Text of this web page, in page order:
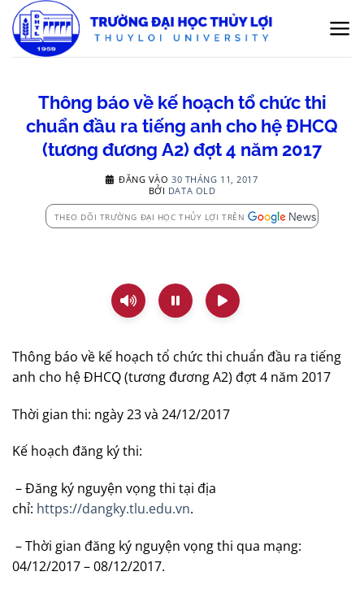
qua
nội
Thông báo về kế hoạch tổ chức thi
chuẩn đầu ra tiếng anh cho hệ ĐHCQ
(tương đương A2) đợt 4 năm 2017
ĐĂNG VÀO30 THÁNG 11, 2017
BỞI DATA OLD
THEO DÕI TRƯỜNG ĐẠI HỌC THỦY LỢI TRÊN
Thông báo về kế hoạch tổ chức thi chuẩn đầu ra tiếng
anh cho hệ ĐHCQ (tương đương A2) đợt 4 năm 2017
Thời gian thi: ngày 23 và 24/12/2017
Kế hoạch đăng ký thi:
– Đăng ký nguyện vọng thi tại địa
chỉ: https://dangky.tlu.edu.vn.
– Thời gian đăng ký nguyện vọng thi qua mạng:
04/12/2017 – 08/12/2017.